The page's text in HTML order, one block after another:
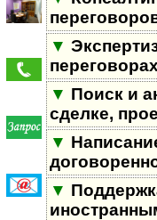
▼
переговорах
▼ Поиск и
сделке,
▼
▼